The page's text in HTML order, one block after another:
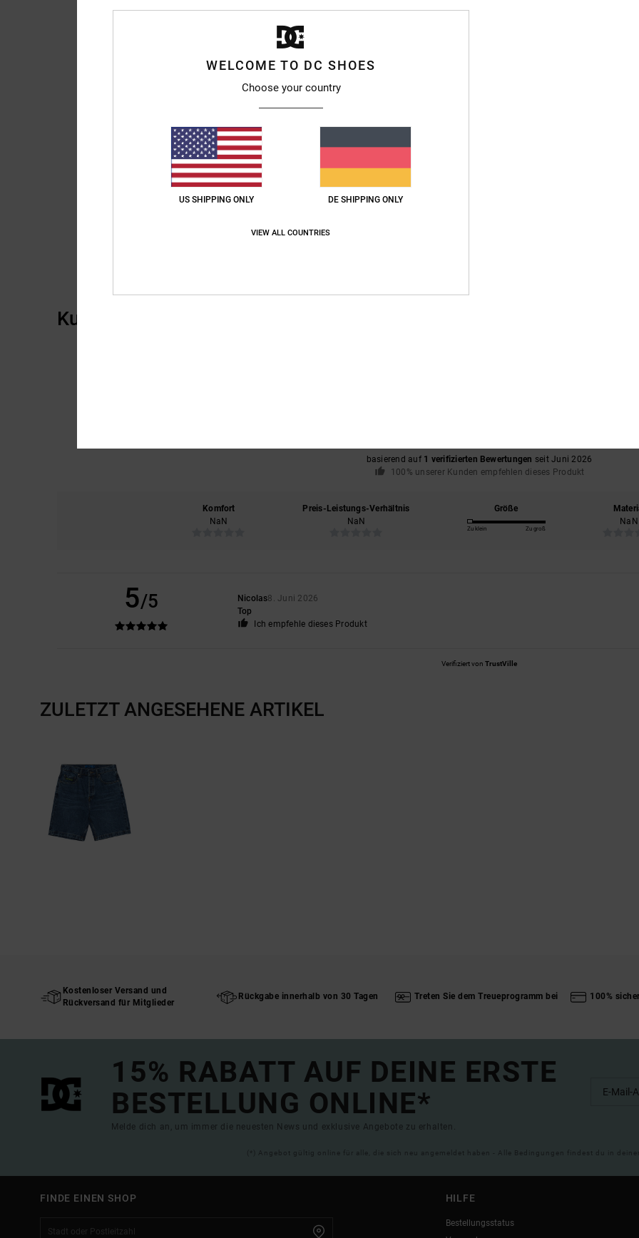
Kundenbewertungen
basierend auf 1 verifizierten Bewertungen seit Juni 2026
100% unserer Kunden empfehlen dieses Produkt
Komfort
NaN
Preis-Leistungs-Verhältnis
NaN
Größe
Zu klein Zu groß
NaN
5/5 Nicolas8. Juni 2026
Top
Ich empfehle dieses Produkt
Verifiziert von TrustVille
ZULETZT ANGESEHENE ARTIKEL
Kostenloser Versand und
Rückversand für Mitglieder
Rückgabe innerhalb von 30 Tagen Treten Sie dem Treueprogramm bei 100%
15% RABATT AUF DEINE ERSTE
BESTELLUNG ONLINE*
Melde dich an, um immer die neuesten News und exklusive Angebote zu erhalten.
(*) Angebot gültig online für alle, die sich neu angemeldet haben - Alle Bedingungen findest du in
FINDE EINEN SHOP HILFE
Bestellungsstatus
WELCOME TO DC SHOES
Choose your country
US SHIPPING ONLY DE SHIPPING ONLY
VIEW ALL COUNTRIES